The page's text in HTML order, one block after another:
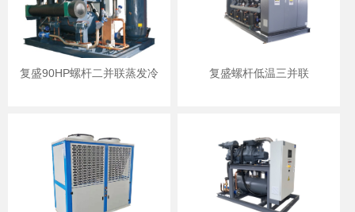
复盛90HP螺杆二并联蒸发冷 复盛螺杆低温三并联